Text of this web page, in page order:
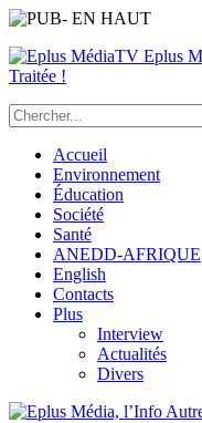
Eplus
Traitée !
Accueil
Environnement
Éducation
Société
Santé
ANEDD-AFRIQUE
English
Contacts
Plus
Interview
Actualités
Divers